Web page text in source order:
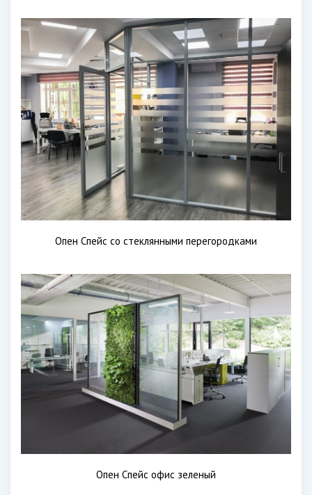
Опен Спейс со стеклянными перегородками
Опен Спейс офис зеленый